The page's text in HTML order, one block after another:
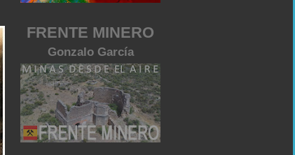
FRENTE MINERO
Gonzalo García